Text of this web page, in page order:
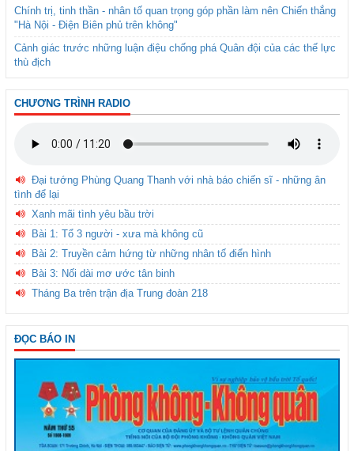
Chính trị, tinh thần - nhân tố quan trọng góp phần làm nên Chiến thắng
"Hà Nội - Điện Biên phủ trên không"
Cảnh giác trước những luận điệu chống phá Quân đội của các thế lực
thù địch
CHƯƠNG TRÌNH RADIO
Đại tướng Phùng Quang Thanh với nhà báo chiến sĩ - những ân
tình để lại
Xanh mãi tình yêu bầu trời
Bài 1: Tổ 3 người - xưa mà không cũ
Bài 2: Truyền cảm hứng từ những nhân tố điển hình
Bài 3: Nối dài mơ ước tân binh
Tháng Ba trên trận địa Trung đoàn 218
ĐỌC BÁO IN